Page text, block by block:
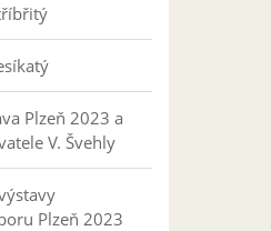
Plzeň 2023 a
V. Švehly
Plzeň 2023